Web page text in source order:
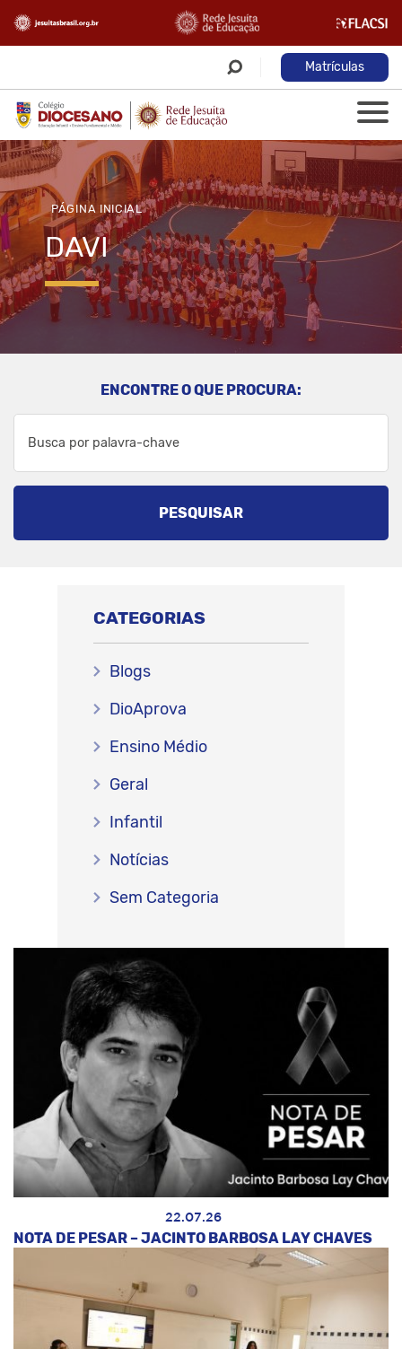
Matrículas
PÁGINA INICIAL
DAVI
ENCONTRE O QUE PROCURA:
PESQUISAR
22.07.26
NOTA DE PESAR – JACINTO BARBOSA LAY CHAVES
CATEGORIAS
Blogs
DioAprova
Ensino Médio
Geral
Infantil
Notícias
Sem Categoria